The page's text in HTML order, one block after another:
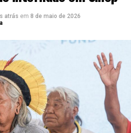
atrás em 8 de maio de 2026